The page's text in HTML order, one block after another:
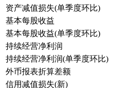
资产减值损失(单季度环比)
基本每股收益
基本每股收益(单季度环比)
持续经营净利润
持续经营净利润(单季度环比)
外币报表折算差额
信用减值损失(新)